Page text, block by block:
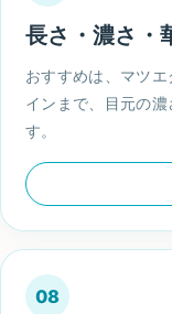
長さ・濃さ・
おすすめは、マツ
インまで、目元の
す。
08